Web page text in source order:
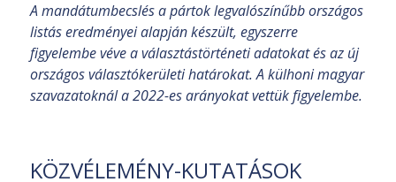
A mandátumbecslés a pártok legvalószínűbb országos
listás eredményei alapján készült, egyszerre
figyelembe véve a választástörténeti adatokat és az új
országos választókerületi határokat. A külhoni magyar
szavazatoknál a 2022-es arányokat vettük figyelembe.
KÖZVÉLEMÉNY-KUTATÁSOK